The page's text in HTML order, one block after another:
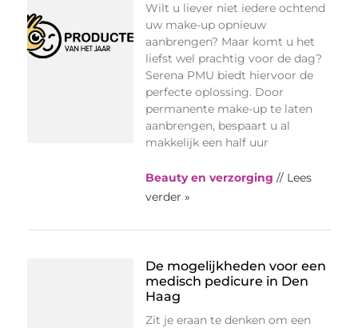
Wilt u liever niet iedere ochtend
uw make-up opnieuw
aanbrengen? Maar komt u het
liefst wel prachtig voor de dag?
Serena PMU biedt hiervoor de
perfecte oplossing. Door
permanente make-up te laten
aanbrengen, bespaart u al
makkelijk een half uur
Beauty en verzorging // Lees
verder »
De mogelijkheden voor een
medisch pedicure in Den
Haag
Zit je eraan te denken om een